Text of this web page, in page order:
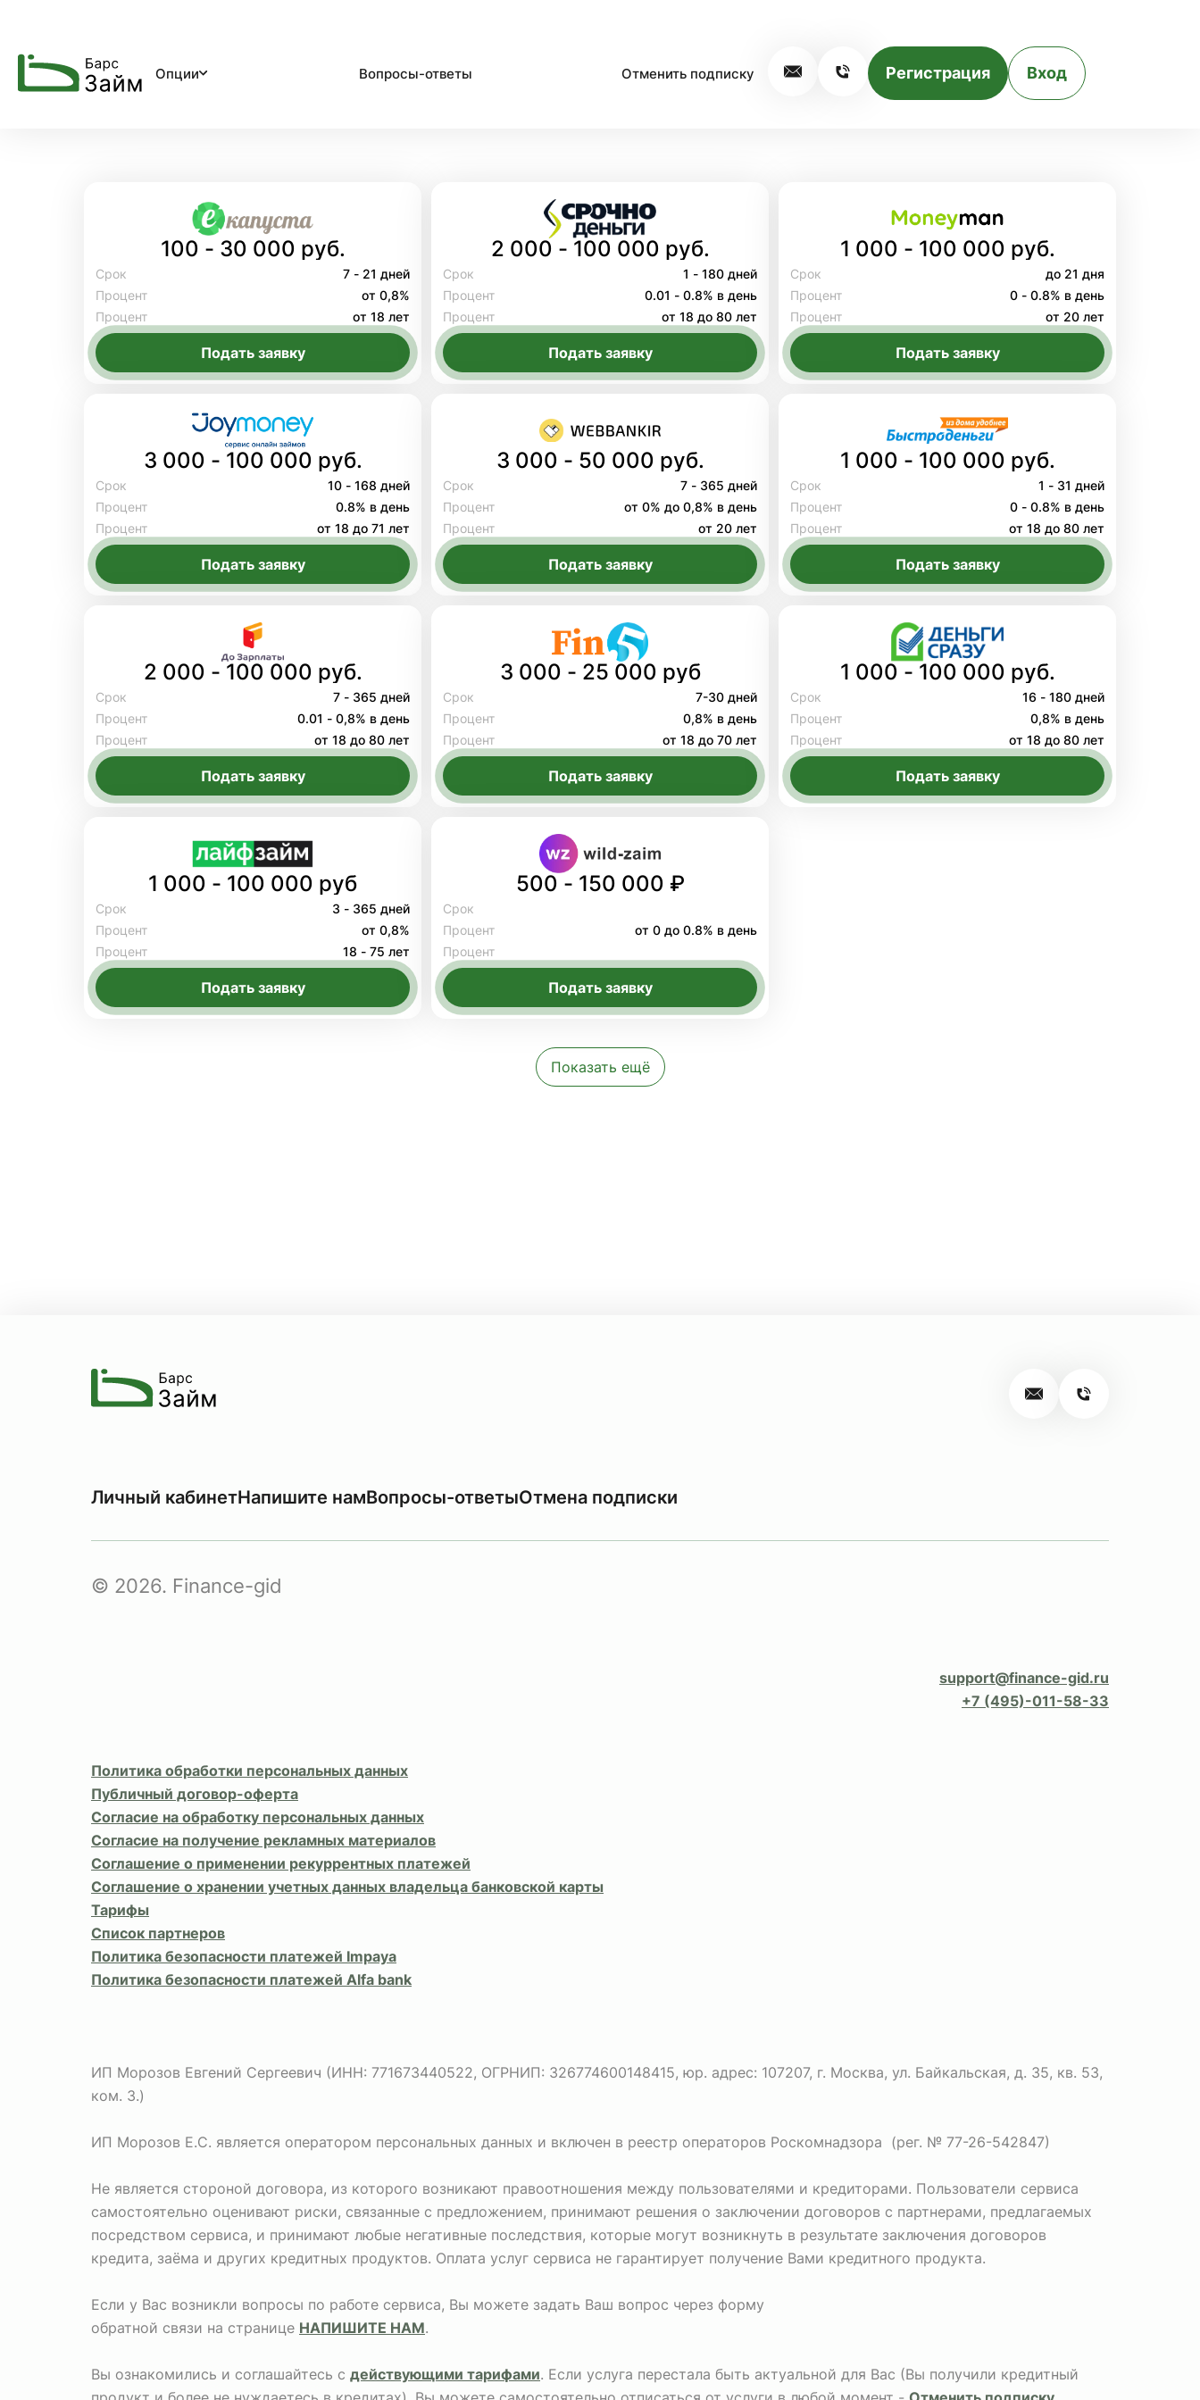
Опции Вопросы-ответы Отменить подписку Регистрация Вход
100 - 30 000 руб.
Срок
7 - 21 дней
Процент
от 0,8%
Процент
от 18 лет
Подать заявку
2 000 - 100 000 руб.
Срок
1 - 180 дней
Процент
0.01 - 0.8% в день
Процент
от 18 до 80 лет
Подать заявку
1 000 - 100 000 руб.
Срок
до 21 дня
Процент
0 - 0.8% в день
Процент
от 20 лет
Подать заявку
3 000 - 100 000 руб.
Срок
10 - 168 дней
Процент
0.8% в день
Процент
от 18 до 71 лет
Подать заявку
3 000 - 50 000 руб.
Срок
7 - 365 дней
Процент
от 0% до 0,8% в день
Процент
от 20 лет
Подать заявку
1 000 - 100 000 руб.
Срок
1 - 31 дней
Процент
0 - 0.8% в день
Процент
от 18 до 80 лет
Подать заявку
2 000 - 100 000 руб.
Срок
7 - 365 дней
Процент
0.01 - 0,8% в день
Процент
от 18 до 80 лет
Подать заявку
3 000 - 25 000 руб
Срок
7-30 дней
Процент
0,8% в день
Процент
от 18 до 70 лет
Подать заявку
1 000 - 100 000 руб.
Срок
16 - 180 дней
Процент
0,8% в день
Процент
от 18 до 80 лет
Подать заявку
1 000 - 100 000 руб
Срок
3 - 365 дней
Процент
от 0,8%
Процент
18 - 75 лет
Подать заявку
500 - 150 000 ₽
Срок
Процент
от 0 до 0.8% в день
Процент
Подать заявку
Показать ещё
Личный кабинетНапишите намВопросы-ответыОтмена подписки
© 2026. Finance-gid
support@finance-gid.ru
+7 (495)-011-58-33
Политика обработки персональных данных
Публичный договор-оферта
Согласие на обработку персональных данных
Согласие на получение рекламных материалов
Соглашение о применении рекуррентных платежей
Соглашение о хранении учетных данных владельца банковской карты
Тарифы
Список партнеров
Политика безопасности платежей Impaya
Политика безопасности платежей Alfa bank
ИП Морозов Евгений Сергеевич (ИНН: 771673440522, ОГРНИП: 326774600148415, юр. адрес: 107207, г. Москва, ул. Байкальская, д. 35, кв. 53,
ком. 3.)
ИП Морозов Е.С. является оператором персональных данных и включен в реестр операторов Роскомнадзора (рег. № 77-26-542847)
Не является стороной договора, из которого возникают правоотношения между пользователями и кредиторами. Пользователи сервиса
самостоятельно оценивают риски, связанные с предложением, принимают решения о заключении договоров с партнерами, предлагаемых
посредством сервиса, и принимают любые негативные последствия, которые могут возникнуть в результате заключения договоров
кредита, заёма и других кредитных продуктов. Оплата услуг сервиса не гарантирует получение Вами кредитного продукта.
Если у Вас возникли вопросы по работе сервиса, Вы можете задать Ваш вопрос через форму
обратной связи на странице НАПИШИТЕ НАМ.
Вы ознакомились и соглашайтесь с действующими тарифами. Если услуга перестала быть актуальной для Вас (Вы получили кредитный